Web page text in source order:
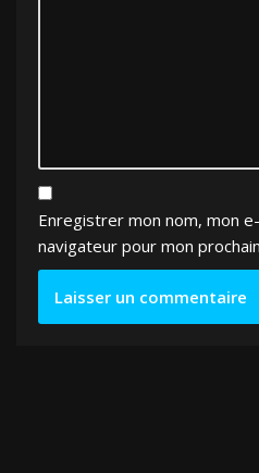
Enregistrer mon nom, mon
navigateur pour mon